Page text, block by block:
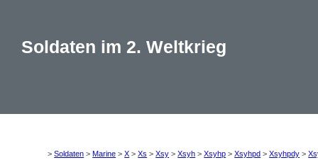
Soldaten im 2. Weltkrieg
>Soldaten >Marine >X >Xs >Xsy >Xsyh >Xsyhp >Xsyhpd >Xsyhpdy >